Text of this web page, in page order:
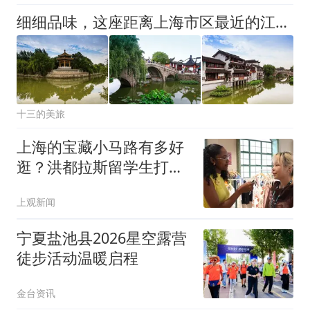
细细品味，这座距离上海市区最近的江南古镇
十三的美旅
上海的宝藏小马路有多好
逛？洪都拉斯留学生打卡
上观新闻
宁夏盐池县2026星空露营
徒步活动温暖启程
金台资讯